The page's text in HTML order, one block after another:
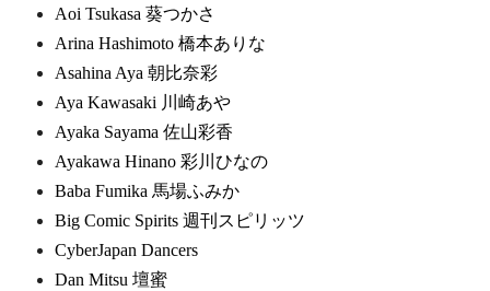
Aoi Tsukasa 葵つかさ
Arina Hashimoto 橋本ありな
Asahina Aya 朝比奈彩
Aya Kawasaki 川崎あや
Ayaka Sayama 佐山彩香
Ayakawa Hinano 彩川ひなの
Baba Fumika 馬場ふみか
Big Comic Spirits 週刊スピリッツ
CyberJapan Dancers
Dan Mitsu 壇蜜